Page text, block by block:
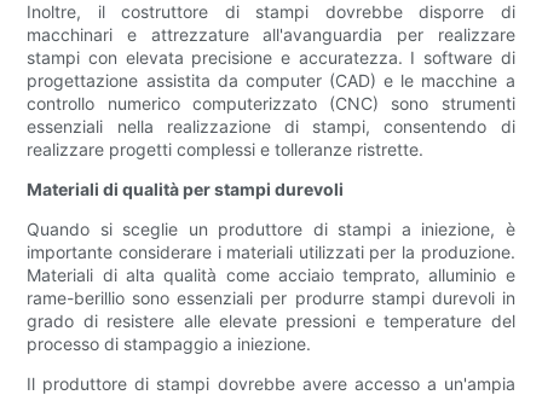
Inoltre, il costruttore di stampi dovrebbe disporre di
macchinari e attrezzature all'avanguardia per realizzare
stampi con elevata precisione e accuratezza. I software di
progettazione assistita da computer (CAD) e le macchine a
controllo numerico computerizzato (CNC) sono strumenti
essenziali nella realizzazione di stampi, consentendo di
realizzare progetti complessi e tolleranze ristrette.
Materiali di qualità per stampi durevoli
Quando si sceglie un produttore di stampi a iniezione, è
importante considerare i materiali utilizzati per la produzione.
Materiali di alta qualità come acciaio temprato, alluminio e
rame-berillio sono essenziali per produrre stampi durevoli in
grado di resistere alle elevate pressioni e temperature del
processo di stampaggio a iniezione.
Il produttore di stampi dovrebbe avere accesso a un'ampia